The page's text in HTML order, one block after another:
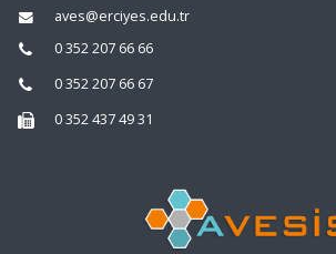
aves@erciyes.edu.tr
0 352 207 66 66
0 352 207 66 67
0 352 437 49 31